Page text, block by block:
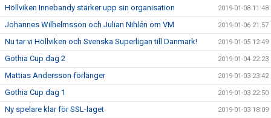
Höllviken Innebandy stärker upp sin organisation 2019-01-08 11:48
Johannes Wilhelmsson och Julian Nihlén om VM 2019-01-06 21:57
Nu tar vi Höllviken och Svenska Superligan till Danmark! 2019-01-05 12:49
Gothia Cup dag 2 2019-01-04 22:23
Mattias Andersson förlänger 2019-01-03 23:42
Gothia Cup dag 1 2019-01-03 22:50
Ny spelare klar för SSL-laget 2019-01-03 18:09